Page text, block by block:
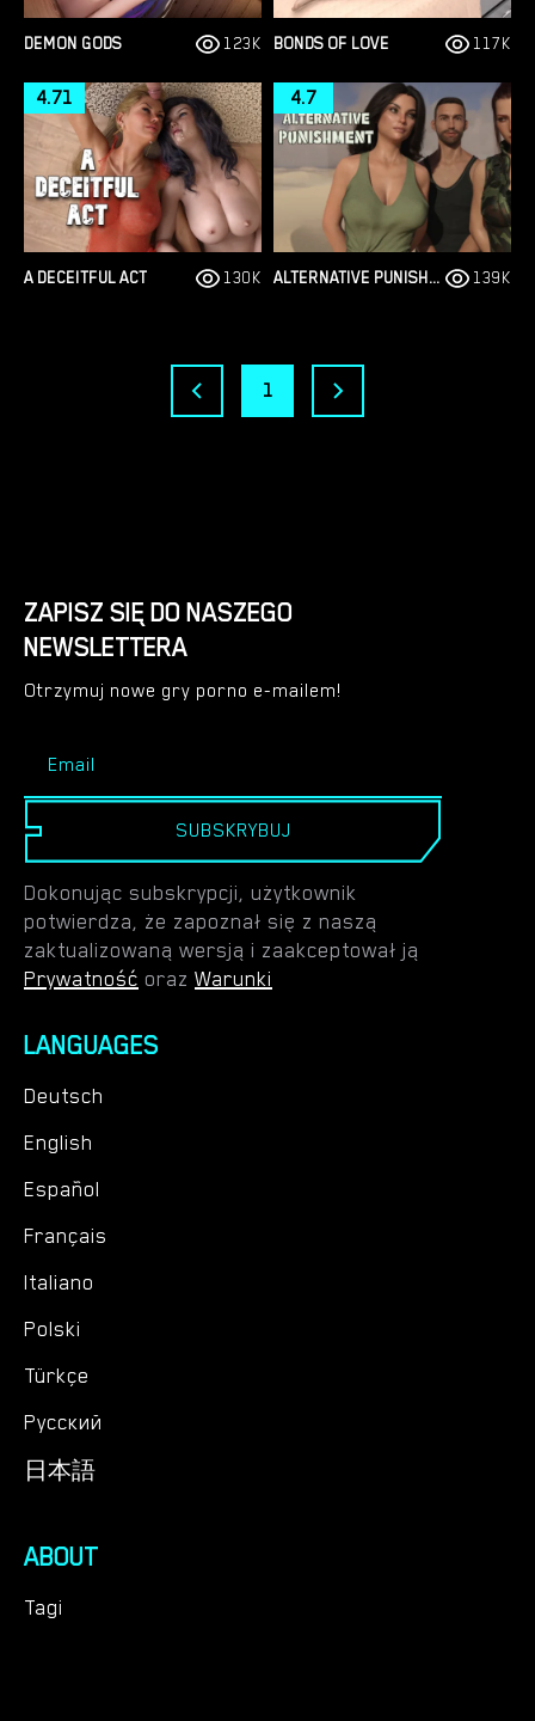
DEMON GODS 123K BONDS OF LOVE 117K
A DECEITFUL ACT
4.71
130K ALTERNATIVE PUNISHMENT
4.7
139K
1
ZAPISZ SIĘ DO NASZEGO
NEWSLETTERA
Otrzymuj nowe gry porno e-mailem!
SUBSKRYBUJ
Dokonując subskrypcji, użytkownik
potwierdza, że zapoznał się z naszą
zaktualizowaną wersją i zaakceptował ją
Prywatność oraz Warunki
LANGUAGES
Deutsch
English
Español
Français
Italiano
Polski
Türkçe
Русский
日本語
ABOUT
Tagi